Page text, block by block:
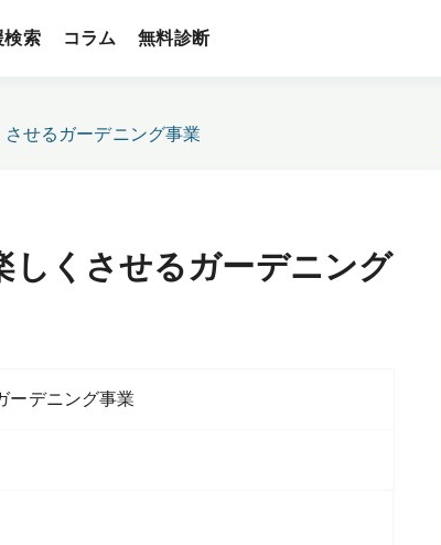
検索 コラム 無料診断
せるガーデニング事業
しくさせるガーデニング
ーデニング事業